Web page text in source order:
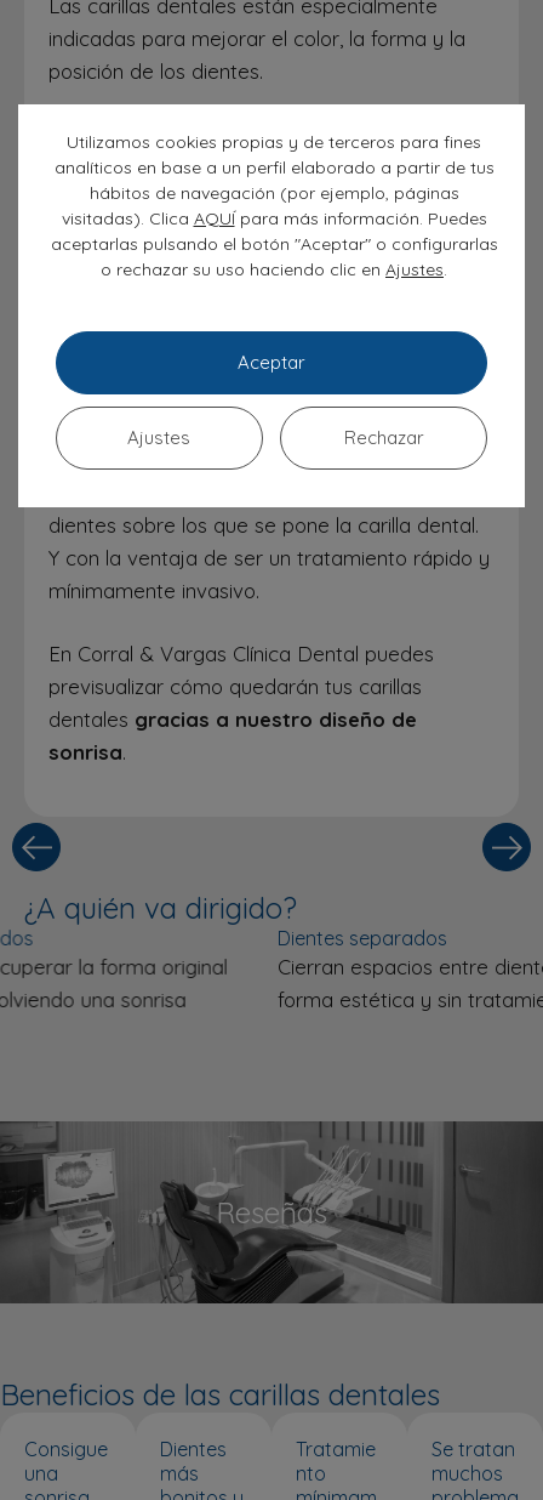
indicadas para mejorar el color, la forma y la
posición de los dientes.
Por ejemplo, pueden ser una buena solución
paratratar problemas estéticos
consecuencia de la piorrea o la periodontitis.
Pero siempre hay que tener presente que una
carilla dental es comouna máscara para
momento puede concebirse como una solución
para curar estas enfermedades bucodentales.
Después del tratamiento de carillas dentales, la
sonrisa se verá mucho más bonita
dientes sobre los que se pone la carilla dental.
Y con la ventaja de ser un tratamiento rápido y
mínimamente invasivo.
En Corral & Vargas Clínica Dental puedes
previsualizar cómo quedarán tus carillas
dentales gracias a nuestro diseño de
sonrisa.
¿A quién va dirigido?
Cierran espacios entre dientes (diastemas) de
forma estética y sin tratamientos largos.
Reseñas
Beneficios de las carillas dentales
Consigue
una
Dientes
más
Tratamie
nto
Se tratan
muchos
Utilizamos cookies propias y de terceros para fines
analíticos en base a un perfil elaborado a partir de tus
hábitos de navegación (por ejemplo, páginas
visitadas). Clica AQUÍpara más información. Puedes
aceptarlas pulsando el botón "Aceptar" o configurarlas
o rechazar su uso haciendo clic en Ajustes
Aceptar
Rechazar
Ajustes